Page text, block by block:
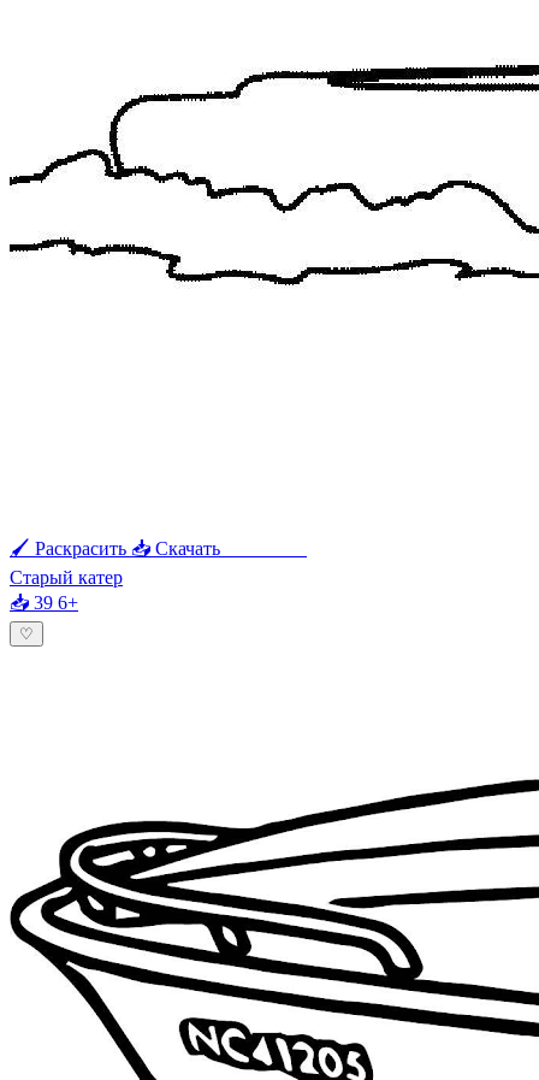
🖌 Раскрасить 📥 Скачать
Старый катер
📥 39 6+
♡